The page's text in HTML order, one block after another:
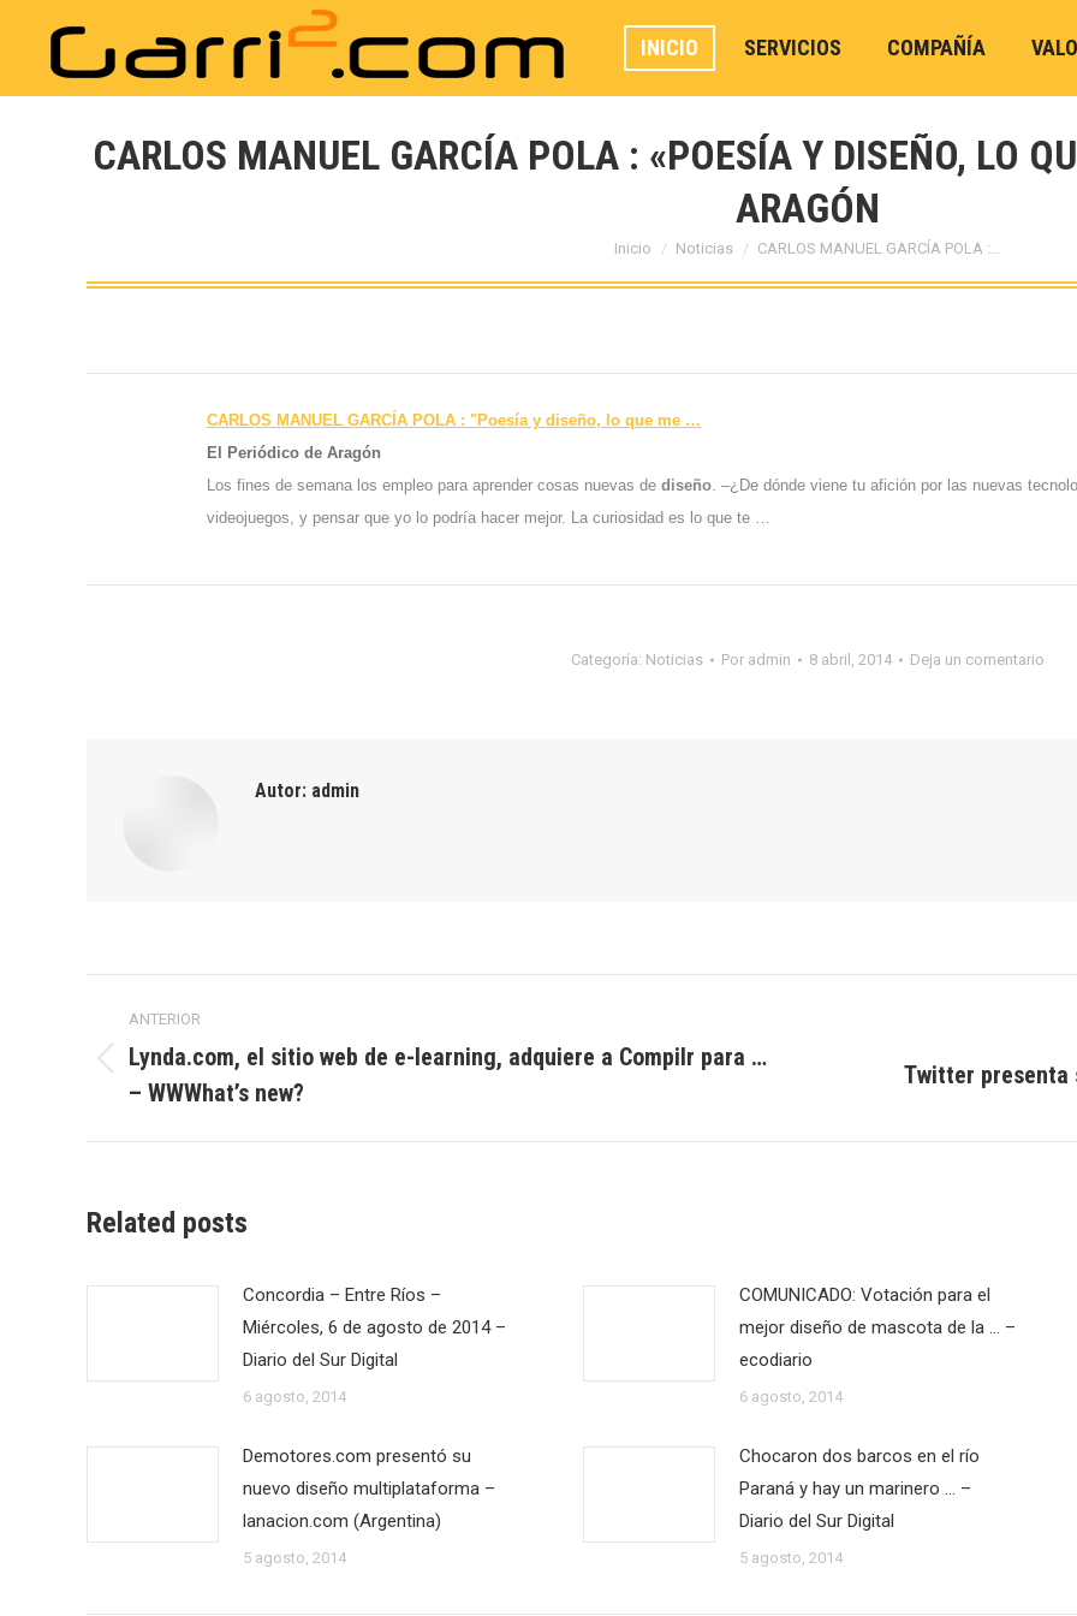
INICIO SERVICIOS COMPAÑÍA
CARLOS MANUEL GARCÍA POLA : «POESÍA Y DISEÑO, LO
ARAGÓN
Estás aquí:
Inicio Noticias CARLOS MANUEL GARCÍA POLA :…
CARLOS MANUEL GARCÍA POLA : "Poesía y diseño, lo que me …
El Periódico de Aragón
Los fines de semana los empleo para aprender cosas nuevas de diseño. –¿De dónde viene tu afición por las nuevas
videojuegos, y pensar que yo lo podría hacer mejor. La curiosidad es lo que te …
Categoría: Noticias Por admin 8 abril, 2014 Deja un comentario
Autor: admin
entre
publicaciones
ANTERIOR
Publicación
anterior:
Lynda.com, el sitio web de e-learning, adquiere a Compilr para …
– WWWhat’s new?
PublicaciónTwitter presenta
Related posts
Concordia – Entre Ríos –
Miércoles, 6 de agosto de 2014 –
Diario del Sur Digital
6 agosto, 2014
COMUNICADO: Votación para el
mejor diseño de mascota de la … –
ecodiario
6 agosto, 2014
Demotores.com presentó su
nuevo diseño multiplataforma –
lanacion.com (Argentina)
5 agosto, 2014
Chocaron dos barcos en el río
Paraná y hay un marinero … –
Diario del Sur Digital
5 agosto, 2014